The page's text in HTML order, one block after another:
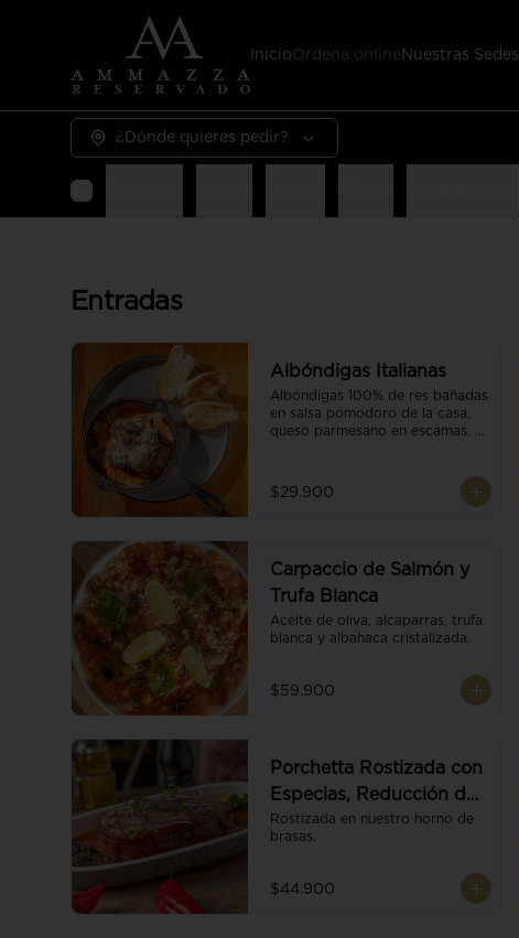
InicioOrdena online Nuestras Sedes
¿Dónde quieres pedir?
Entradas
Albóndigas Italianas
Albóndigas 100% de res bañadas
en salsa pomodoro de la casa,
queso parmesano en escamas,
$29.900
Carpaccio de Salmón y
Trufa Blanca
Aceite de oliva, alcaparras, trufa
blanca y albahaca cristalizada.
$59.900
Porchetta Rostizada con
Especias, Reducción de
Panela y Vino
Rostizada en nuestro horno de
brasas.
$44.900